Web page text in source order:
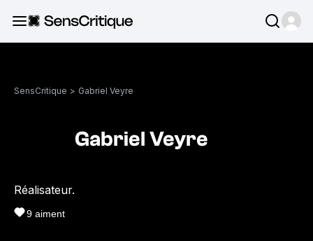
SensCritique > Gabriel Veyre
Gabriel Veyre
Réalisateur.
9 aiment